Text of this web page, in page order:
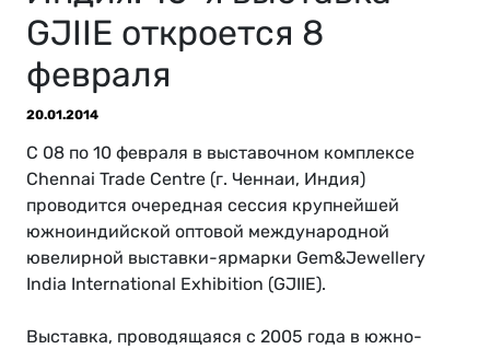
GJIIE откроется 8
февраля
20.01.2014
С 08 по 10 февраля в выставочном комплексе
Chennai Trade Centre (г. Ченнаи, Индия)
проводится очередная сессия крупнейшей
южноиндийской оптовой международной
ювелирной выставки-ярмарки Gem&Jewellery
India International Exhibition (GJIIE).
Выставка, проводящаяся с 2005 года в южно-